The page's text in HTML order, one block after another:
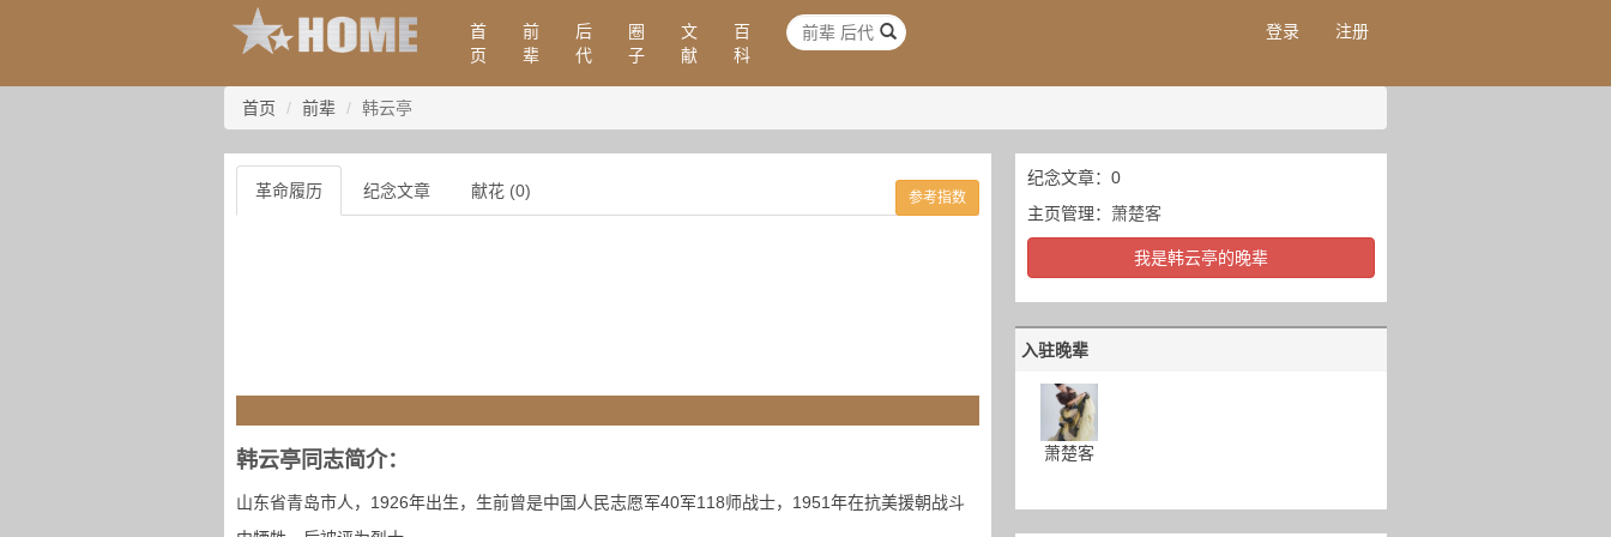
首
页
前
辈
后
代
圈
子
文
献
百
科
登录 注册
首页 前辈 韩云亭
革命履历 纪念文章 献花 (0) 参考指数
韩云亭同志简介：
山东省青岛市人，1926年出生，生前曾是中国人民志愿军40军118师战士，1951年在抗美援朝战斗
纪念文章：0
主页管理： 萧楚客
我是韩云亭的晚辈
入驻晚辈
萧楚客